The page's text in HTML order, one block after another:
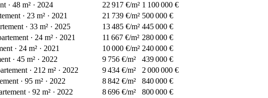
· 48 m² · 2024 22 917 €/m² 1 100 000 €
· 23 m² · 2021 21 739 €/m² 500 000 €
· 33 m² · 2025 13 485 €/m² 445 000 €
· 24 m² · 2021 11 667 €/m² 280 000 €
· 24 m² · 2021 10 000 €/m² 240 000 €
· 45 m² · 2022 9 756 €/m²
439 000 €
· 212 m² · 2022 9 434 €/m²
2 000 000 €
· 95 m² · 2022 8 842 €/m²
840 000 €
· 92 m² · 2022 8 696 €/m²
800 000 €